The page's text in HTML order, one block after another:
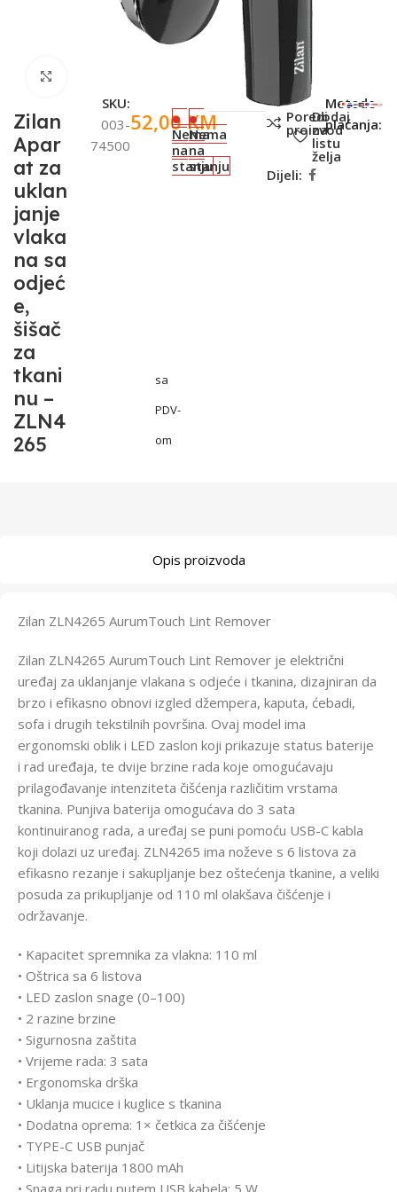
Zilan
Apar
at za
uklan
janje
vlaka
na sa
odjeć
e,
šišač
za
tkani
nu –
ZLN4
265
SKU:
003-
74500
52,00KM
sa
PDV-
om
Nema
na
stanju
Nema
na
stanju
Poredi
proizvod
Dodaj
na
listu
želja
Dijeli:
Metode
plaćanja:
Opis proizvoda
Zilan ZLN4265 AurumTouch Lint Remover
Zilan ZLN4265 AurumTouch Lint Remover je električni
uređaj za uklanjanje vlakana s odjeće i tkanina, dizajniran da
brzo i efikasno obnovi izgled džempera, kaputa, ćebadi,
sofa i drugih tekstilnih površina. Ovaj model ima
ergonomski oblik i LED zaslon koji prikazuje status baterije
i rad uređaja, te dvije brzine rada koje omogućavaju
prilagođavanje intenziteta čišćenja različitim vrstama
tkanina. Punjiva baterija omogućava do 3 sata
kontinuiranog rada, a uređaj se puni pomoću USB-C kabla
koji dolazi uz uređaj. ZLN4265 ima noževe s 6 listova za
efikasno rezanje i sakupljanje bez oštećenja tkanine, a veliki
posuda za prikupljanje od 110 ml olakšava čišćenje i
održavanje.
• Kapacitet spremnika za vlakna: 110 ml
• Oštrica sa 6 listova
• LED zaslon snage (0–100)
• 2 razine brzine
• Sigurnosna zaštita
• Vrijeme rada: 3 sata
• Ergonomska drška
• Uklanja mucice i kuglice s tkanina
• Dodatna oprema: 1× četkica za čišćenje
• TYPE-C USB punjač
• Litijska baterija 1800 mAh
• Snaga pri radu putem USB kabela: 5 W